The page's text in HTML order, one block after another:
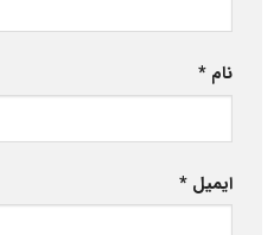
نام *
ایمیل *